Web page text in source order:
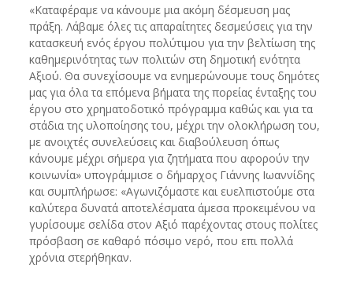
«Καταφέραμε να κάνουμε μια ακόμη δέσμευση μας
πράξη. Λάβαμε όλες τις απαραίτητες δεσμεύσεις για την
κατασκευή ενός έργου πολύτιμου για την βελτίωση της
καθημερινότητας των πολιτών στη δημοτική ενότητα
Αξιού. Θα συνεχίσουμε να ενημερώνουμε τους δημότες
μας για όλα τα επόμενα βήματα της πορείας ένταξης του
έργου στο χρηματοδοτικό πρόγραμμα καθώς και για τα
στάδια της υλοποίησης του, μέχρι την ολοκλήρωση του,
με ανοιχτές συνελεύσεις και διαβούλευση όπως
κάνουμε μέχρι σήμερα για ζητήματα που αφορούν την
κοινωνία» υπογράμμισε ο δήμαρχος Γιάννης Ιωαννίδης
και συμπλήρωσε: «Αγωνιζόμαστε και ευελπιστούμε στα
καλύτερα δυνατά αποτελέσματα άμεσα προκειμένου να
γυρίσουμε σελίδα στον Αξιό παρέχοντας στους πολίτες
πρόσβαση σε καθαρό πόσιμο νερό, που επι πολλά
χρόνια στερήθηκαν.